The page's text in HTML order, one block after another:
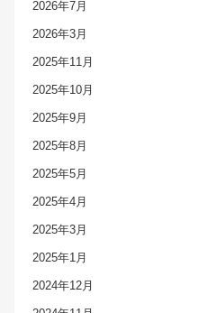
2026年7月
2026年3月
2025年11月
2025年10月
2025年9月
2025年8月
2025年5月
2025年4月
2025年3月
2025年1月
2024年12月